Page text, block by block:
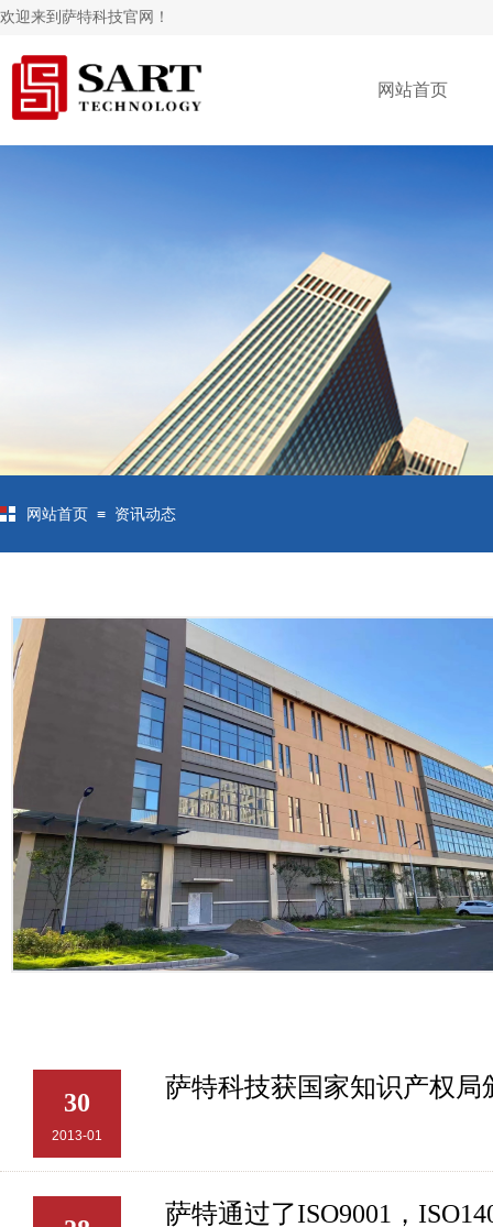
欢迎来到萨特科技官网！
网站首页
网站首页 ≡ 资讯动态
30
2013-01
萨特科技获国家知识产权局
萨特通过了ISO9001，